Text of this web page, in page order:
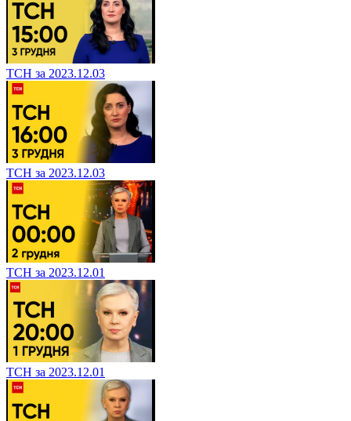
ТСН за 2023.12.03
ТСН за 2023.12.03
ТСН за 2023.12.01
ТСН за 2023.12.01